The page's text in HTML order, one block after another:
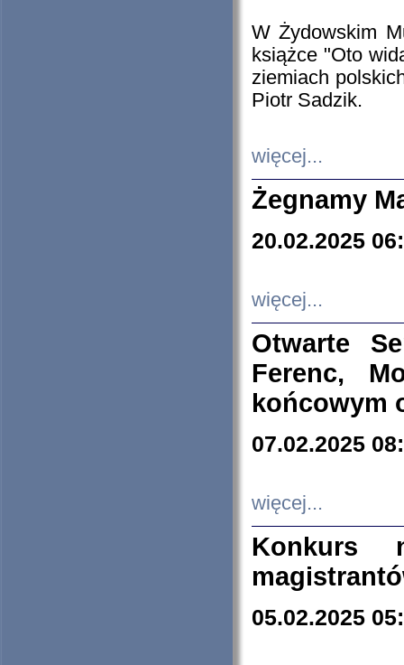
W Żydowskim
książce "Oto
ziemiach
Piotr Sadzik.
więcej...
Żegnamy
20.02.2025
więcej...
Otwarte
Ferenc,
końcowym
07.02.2025
więcej...
Konkurs
05.02.2025